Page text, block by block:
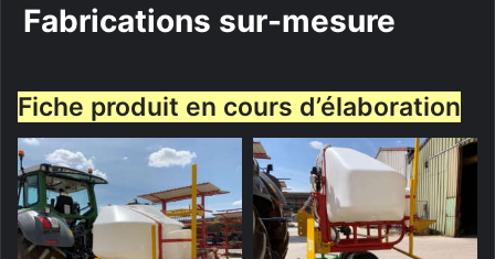
Fabrications sur-mesure
Fiche produit en cours d’élaboration